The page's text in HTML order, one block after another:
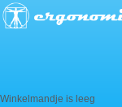
Winkelmandje is leeg